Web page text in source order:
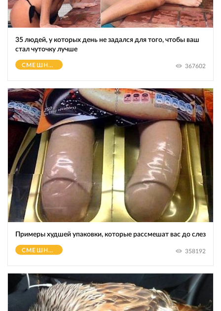
35 людей, у которых день не задался для того, чтобы ваш
стал чуточку лучше
СМЕШНОЕ 367602
Примеры худшей упаковки, которые рассмешат вас до слез
СМЕШНОЕ 358192